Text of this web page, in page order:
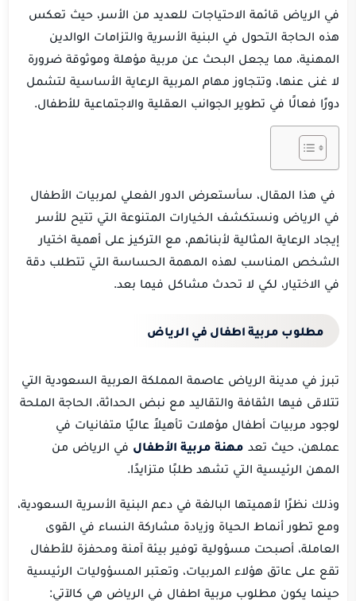
في الرياض قائمة الاحتياجات للعديد من الأسر، حيث تعكس
هذه الحاجة التحول في البنية الأسرية والتزامات الوالدين
المهنية، مما يجعل البحث عن مربية مؤهلة وموثوقة ضرورة
لا غنى عنها، وتتجاوز مهام المربية الرعاية الأساسية لتشمل
دورًا فعالًا في تطوير الجوانب العقلية والاجتماعية للأطفال.
في هذا المقال، سأستعرض الدور الفعلي لمربيات الأطفال
في الرياض ونستكشف الخيارات المتنوعة التي تتيح للأسر
إيجاد الرعاية المثالية لأبنائهم، مع التركيز على أهمية اختيار
الشخص المناسب لهذه المهمة الحساسة التي تتطلب دقة
في الاختيار، لكي لا تحدث مشاكل فيما بعد.
مطلوب مربية اطفال في الرياض
تبرز في مدينة الرياض عاصمة المملكة العربية السعودية التي
تتلاقى فيها الثقافة والتقاليد مع نبض الحداثة، الحاجة الملحة
لوجود مربيات أطفال مؤهلات تأهيلاً عاليًا متفانيات في
عملهن، حيث تعد مهنة مربية الأطفال في الرياض من
المهن الرئيسية التي تشهد طلبًا متزايدًا.
وذلك نظرًا لأهميتها البالغة في دعم البنية الأسرية السعودية،
ومع تطور أنماط الحياة وزيادة مشاركة النساء في القوى
العاملة، أصبحت مسؤولية توفير بيئة آمنة ومحفزة للأطفال
تقع على عاتق هؤلاء المربيات، وتعتبر المسؤوليات الرئيسية
حينما يكون مطلوب مربية اطفال في الرياض هي كالآتي: